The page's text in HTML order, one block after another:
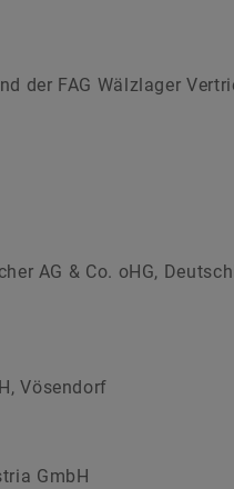
der FAG Wälzlager
AG & Co. oHG,
Vösendorf
GmbH